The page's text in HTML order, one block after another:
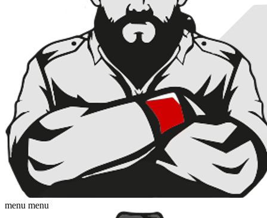
menu menu